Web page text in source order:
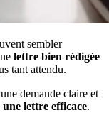
sembler
lettre bien rédigée
tant attendu.
demande claire et
lettre efficace.